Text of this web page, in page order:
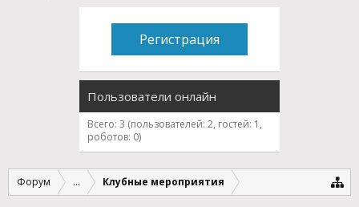
Регистрация
Пользователи онлайн
Всего: 3 (пользователей: 2, гостей: 1,
роботов: 0)
Форум ... Клубные мероприятия